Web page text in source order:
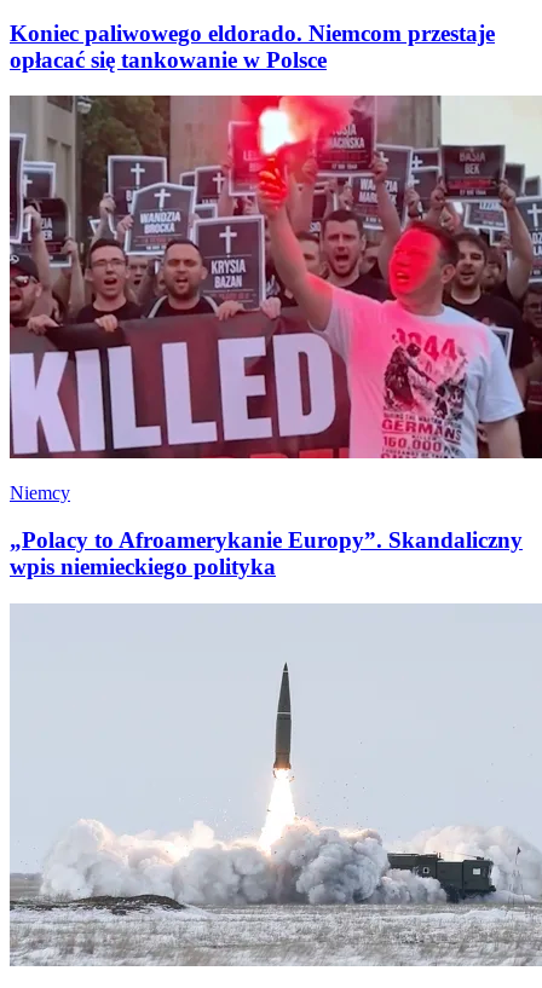
Koniec paliwowego eldorado. Niemcom przestaje
opłacać się tankowanie w Polsce
Niemcy
„Polacy to Afroamerykanie Europy”. Skandaliczny
wpis niemieckiego polityka